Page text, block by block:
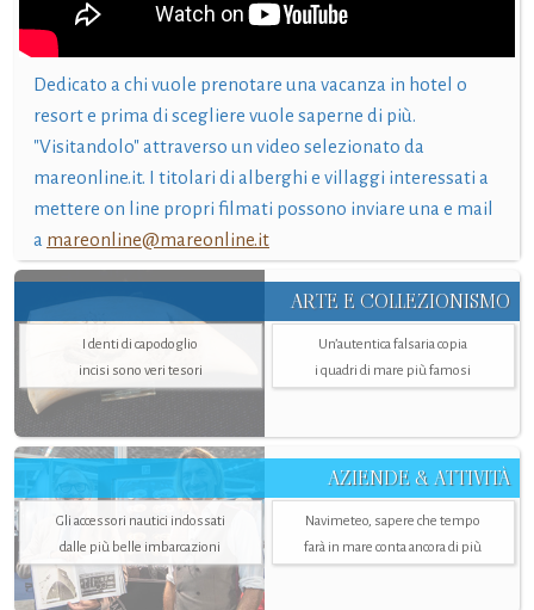
Dedicato a chi vuole prenotare una vacanza in hotel o
resort e prima di scegliere vuole saperne di più.
"Visitandolo" attraverso un video selezionato da
mareonline.it. I titolari di alberghi e villaggi interessati a
mettere on line propri filmati possono inviare una e mail
a mareonline@mareonline.it
ARTE E COLLEZIONISMO
I denti di capodoglio
incisi sono veri tesori
Un’autentica falsaria copia
i quadri di mare più famosi
AZIENDE & ATTIVITÀ
Gli accessori nautici indossati
dalle più belle imbarcazioni
Navimeteo, sapere che tempo
farà in mare conta ancora di più